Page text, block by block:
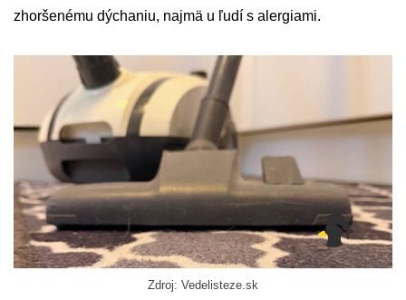
zhoršenému dýchaniu, najmä u ľudí s alergiami.
Zdroj: Vedelisteze.sk